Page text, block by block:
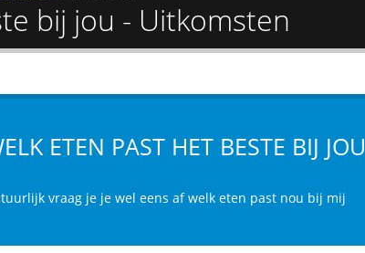
bij jou - Uitkomsten
ETEN PAST HET BESTE BIJ JOU
vraag je je wel eens af welk eten past nou bij mij